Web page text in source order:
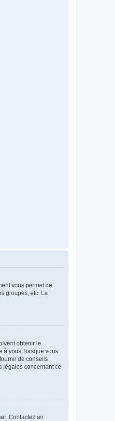
vous permet de
groupes, etc. La
obtenir le
à vous, lorsque vous
de conseils
légales concernant ce
Contactez un